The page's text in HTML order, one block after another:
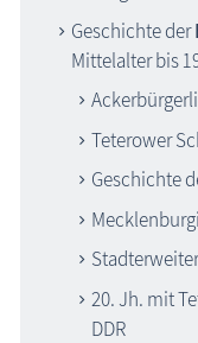
Geschichte der
Mittelalter bis
Teterower
Geschichte
20. Jh. mit
DDR